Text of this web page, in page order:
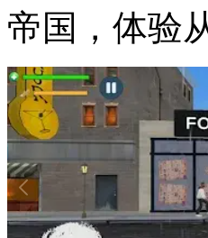
帝国，体验